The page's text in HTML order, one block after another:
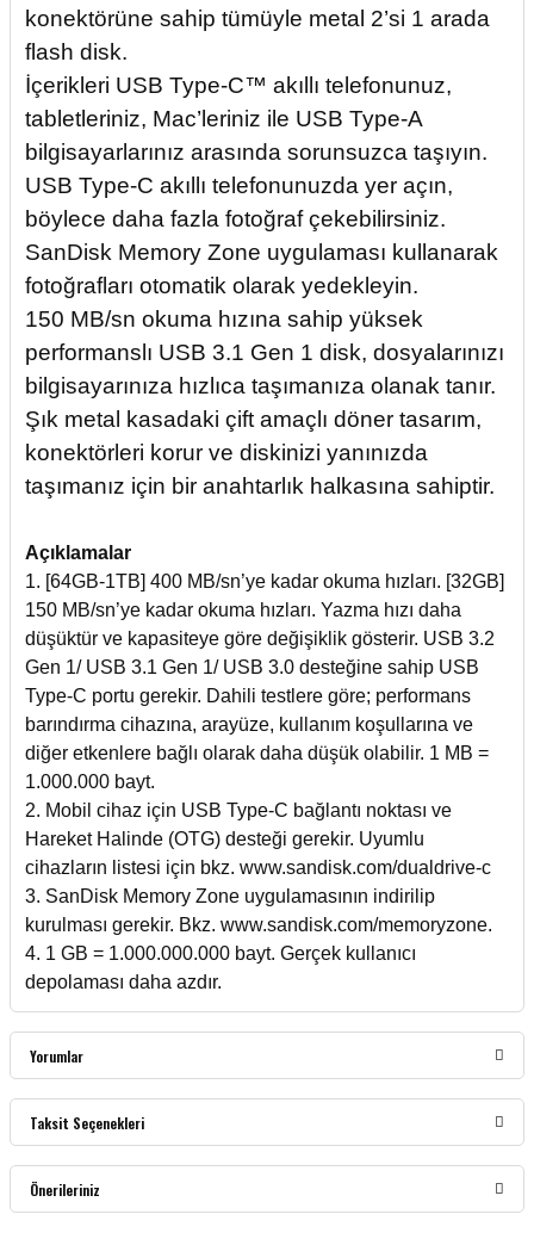
konektörüne sahip tümüyle metal 2’si 1 arada
flash disk.
İçerikleri USB Type-C™ akıllı telefonunuz,
tabletleriniz, Mac’leriniz ile USB Type-A
bilgisayarlarınız arasında sorunsuzca taşıyın.
USB Type-C akıllı telefonunuzda yer açın,
böylece daha fazla fotoğraf çekebilirsiniz.
SanDisk Memory Zone uygulaması kullanarak
fotoğrafları otomatik olarak yedekleyin.
150 MB/sn okuma hızına sahip yüksek
performanslı USB 3.1 Gen 1 disk, dosyalarınızı
bilgisayarınıza hızlıca taşımanıza olanak tanır.
Şık metal kasadaki çift amaçlı döner tasarım,
konektörleri korur ve diskinizi yanınızda
taşımanız için bir anahtarlık halkasına sahiptir.
Açıklamalar
1. [64GB-1TB] 400 MB/sn’ye kadar okuma hızları. [32GB]
150 MB/sn’ye kadar okuma hızları. Yazma hızı daha
düşüktür ve kapasiteye göre değişiklik gösterir. USB 3.2
Gen 1/ USB 3.1 Gen 1/ USB 3.0 desteğine sahip USB
Type-C portu gerekir. Dahili testlere göre; performans
barındırma cihazına, arayüze, kullanım koşullarına ve
diğer etkenlere bağlı olarak daha düşük olabilir. 1 MB =
1.000.000 bayt.
2. Mobil cihaz için USB Type-C bağlantı noktası ve
Hareket Halinde (OTG) desteği gerekir. Uyumlu
cihazların listesi için bkz. www.sandisk.com/dualdrive-c
3. SanDisk Memory Zone uygulamasının indirilip
kurulması gerekir. Bkz. www.sandisk.com/memoryzone.
4. 1 GB = 1.000.000.000 bayt. Gerçek kullanıcı
depolaması daha azdır.
Yorumlar
Bu ürüne ilk yorumu siz yapın!
Taksit Seçenekleri
Önerileriniz